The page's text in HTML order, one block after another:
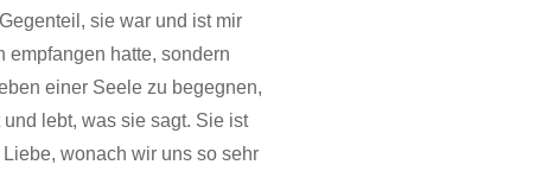
sie war und ist mir
empfangen hatte, sondern
einer Seele zu begegnen,
lebt, was sie sagt. Sie ist
wonach wir uns so sehr